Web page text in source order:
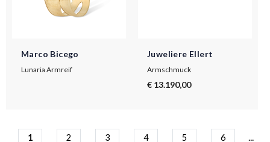
Marco Bicego
Lunaria Armreif
Juweliere Ellert
Armschmuck
€ 13.190,00
1 2 3 4 5 6